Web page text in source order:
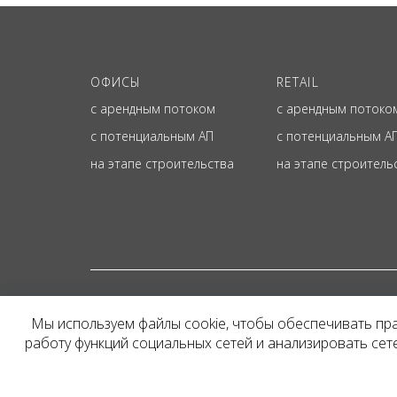
ОФИСЫ
с арендным потоком
с потенциальным АП
на этапе строительства
RETAIL
с арендным
с потенциальным
на этапе
Представленная на
и не является
Мы используем файлы cookie, чтобы обеспечивать
работу функций социальных сетей и анализировать